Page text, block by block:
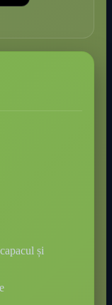
și